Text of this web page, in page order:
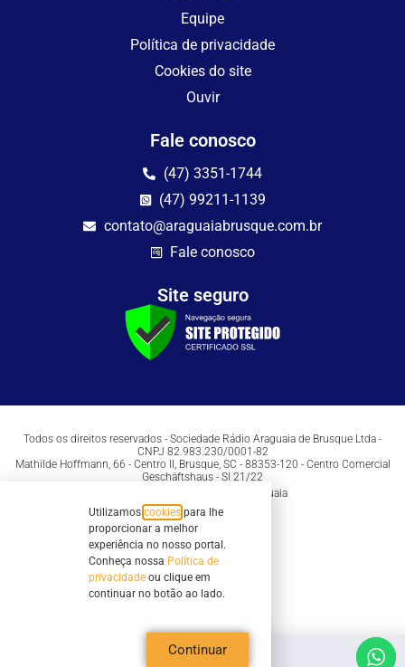
Equipe
Política de privacidade
Cookies do site
Ouvir
Fale conosco
(47) 3351-1744
(47) 99211-1139
contato@araguaiabrusque.com.br
Fale conosco
Site seguro
Todos os direitos reservados - Sociedade Rádio Araguaia de Brusque Ltda -
CNPJ 82.983.230/0001-82
Mathilde Hoffmann, 66 - Centro II, Brusque, SC - 88353-120 - Centro Comercial
Geschäftshaus - Sl 21/22
Copyright © 2026 | Rádio Araguaia
Utilizamos cookies para lhe
proporcionar a melhor
experiência no nosso portal.
Conheça nossa Política de
privacidade ou clique em
continuar no botão ao lado.
Continuar